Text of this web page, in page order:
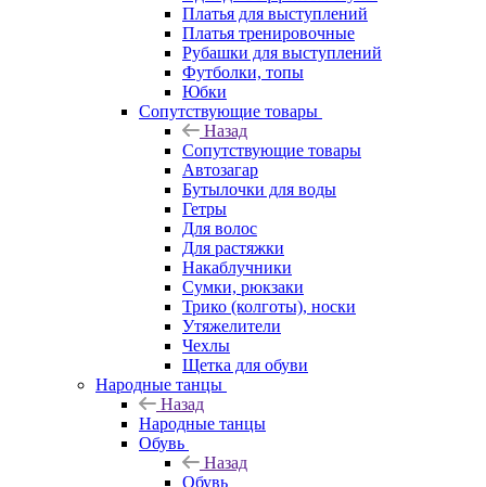
Платья для выступлений
Платья тренировочные
Рубашки для выступлений
Футболки, топы
Юбки
Сопутствующие товары
Назад
Сопутствующие товары
Автозагар
Бутылочки для воды
Гетры
Для волос
Для растяжки
Накаблучники
Сумки, рюкзаки
Трико (колготы), носки
Утяжелители
Чехлы
Щетка для обуви
Народные танцы
Назад
Народные танцы
Обувь
Назад
Обувь